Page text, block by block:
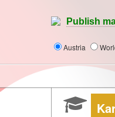
Publish
Austria